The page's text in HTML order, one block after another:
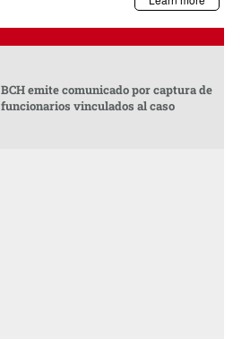
BCH emite comunicado por captura de
funcionarios vinculados al caso